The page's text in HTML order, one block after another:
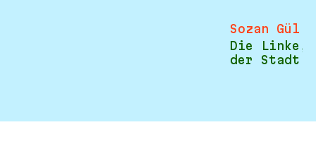
Sozan Gül
Die Linke,
der Stadt